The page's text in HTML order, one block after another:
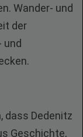
Wander- und
der
und
dass Dedenitz
Geschichte,